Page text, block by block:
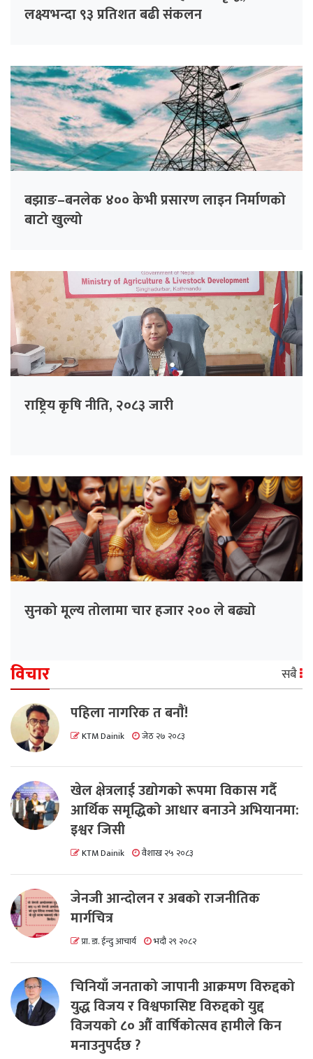
लक्ष्यभन्दा ९३ प्रतिशत बढी संकलन
बझाङ–बनलेक ४०० केभी प्रसारण लाइन निर्माणको
बाटो खुल्यो
राष्ट्रिय कृषि नीति, २०८३ जारी
सुनको मूल्य तोलामा चार हजार २०० ले बढ्यो
विचार सबै
पहिला नागरिक त बनाैं!
KTM Dainik जेठ २७ २०८३
खेल क्षेत्रलाई उद्योगको रूपमा विकास गर्दै
आर्थिक समृद्धिको आधार बनाउने अभियानमा:
इश्वर जिसी
KTM Dainik वैशाख २५ २०८३
जेनजी आन्दोलन र अबको राजनीतिक
मार्गचित्र
प्रा. डा. ईन्दु आचार्य भदौ २९ २०८२
चिनियाँ जनताको जापानी आक्रमण विरुद्दको
युद्ध विजय र विश्वफासिष्ट विरुद्दको युद्द
विजयको ८० औं वार्षिकोत्सव हामीले किन
मनाउनुपर्दछ ?